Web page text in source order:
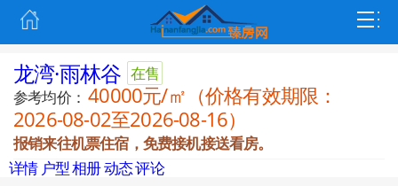
龙湾·雨林谷 在售
参考均价： 40000元/㎡（价格有效期限：
2026-08-02至2026-08-16）
报销来往机票住宿，免费接机接送看房。
详情 户型相册动态评论